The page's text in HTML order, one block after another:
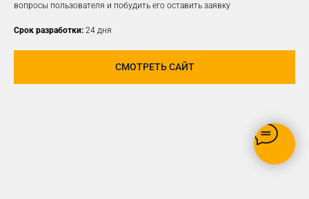
вопросы пользователя и побудить его оставить заявку
Срок разработки: 24 дня
СМОТРЕТЬ САЙТ